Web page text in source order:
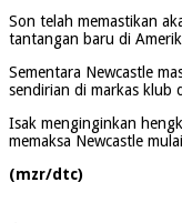
Son telah memastikan
tantangan baru di
Sementara Newcastle
sendirian di markas klub
Isak menginginkan
memaksa Newcastle
(mzr/dtc)